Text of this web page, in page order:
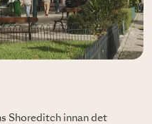
Shoreditch innan det